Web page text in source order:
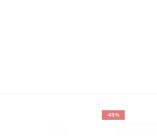
-69%